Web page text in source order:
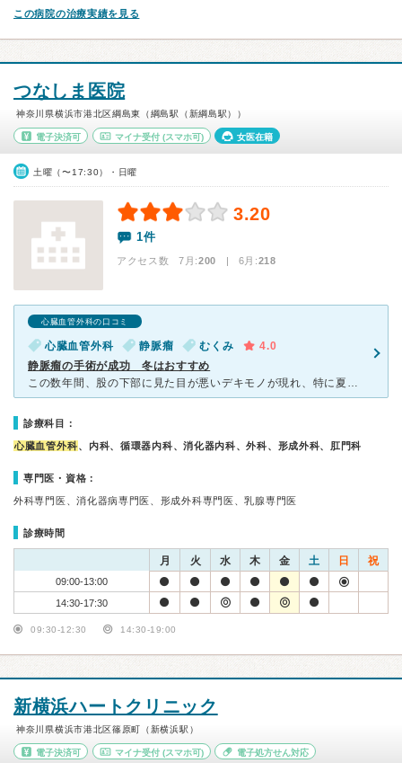
この病院の治療実績を見る
つなしま医院
神奈川県横浜市港北区綱島東（綱島駅（新綱島駅））
電子決済可 マイナ受付(スマホ可) 女医在籍
土曜（〜17:30）・日曜
3.20
1件
アクセス数 7月:200 | 6月:218
心臓血管外科の口コミ
心臓血管外科 静脈瘤 むくみ
4.0
静脈瘤の手術が成功 冬はおすすめ
この数年間、股の下部に見た目が悪いデキモノが現れ、特に夏場にひりひり感があり気になっていたので、親戚の人に静脈瘤のレーザー手術を薦められたのて、診察を受けてみました。予約して初診を受けたが、スムーズに
診療科目：
心臓血管外科、内科、循環器内科、消化器内科、外科、形成外科、肛門科
専門医・資格：
外科専門医、消化器病専門医、形成外科専門医、乳腺専門医
診療時間
月 火 水 木 金 土 日 祝
09:00-13:00
14:30-17:30
09:30-12:30 14:30-19:00
新横浜ハートクリニック
神奈川県横浜市港北区篠原町（新横浜駅）
電子決済可 マイナ受付(スマホ可) 電子処方せん対応